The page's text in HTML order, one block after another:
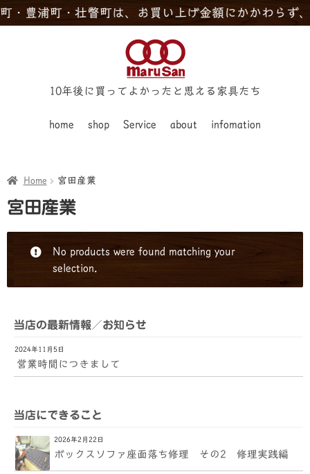
浦町・壮瞥町は、お買い上げ金額にかかわらず、配
home shop Service about infomation
10年後に買ってよかったと思える家具たち
Home 宮田産業
宮田産業
No products were found matching your
selection.
当店の最新情報／お知らせ
2024年11月5日
営業時間につきまして
当店にできること
2026年2月22日
ボックスソファ座面落ち修理 その2 修理実践編